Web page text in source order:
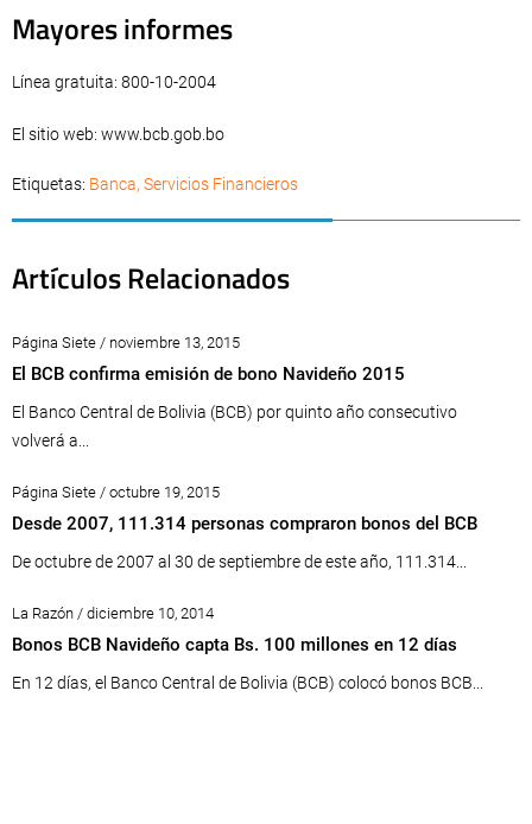
Mayores informes
Línea gratuita: 800-10-2004
El sitio web: www.bcb.gob.bo
Etiquetas: Banca, Servicios Financieros
Artículos Relacionados
Página Siete / noviembre 13, 2015
El BCB confirma emisión de bono Navideño 2015
El Banco Central de Bolivia (BCB) por quinto año consecutivo
volverá a...
Página Siete / octubre 19, 2015
Desde 2007, 111.314 personas compraron bonos del BCB
De octubre de 2007 al 30 de septiembre de este año, 111.314...
La Razón / diciembre 10, 2014
Bonos BCB Navideño capta Bs. 100 millones en 12 días
En 12 días, el Banco Central de Bolivia (BCB) colocó bonos BCB...